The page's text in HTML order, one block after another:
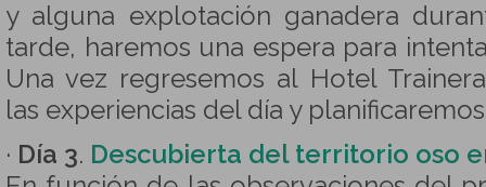
y alguna explotación ganadera
tarde, haremos una espera para
Una vez regresemos al Hotel
las experiencias del día y
· Día 3. Descubierta del territorio oso